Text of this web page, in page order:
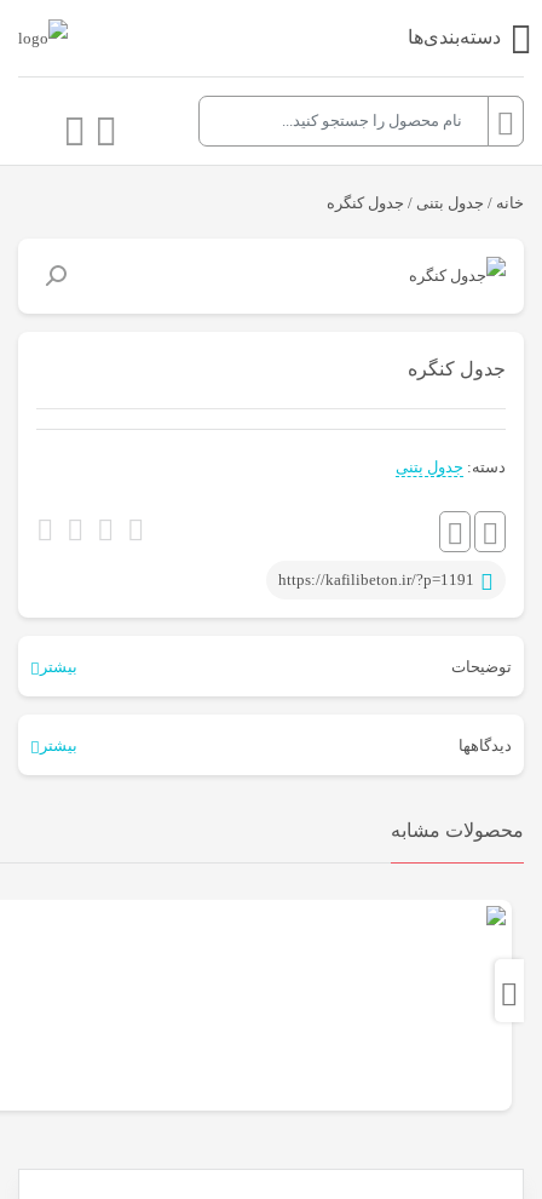
دسته‌بندی‌ها
خانه / جدول بتنی / جدول کنگره
جدول کنگره
دسته: جدول بتنی
https://kafilibeton.ir/?p=1191
توضیحات بیشتر
دیدگاهها بیشتر
اولین نفری باشید که دیدگاهی را ارسال می کنید برای “جدول کنگره”
نشانی ایمیل شما منتشر نخواهد شد.
محصولات مشابه